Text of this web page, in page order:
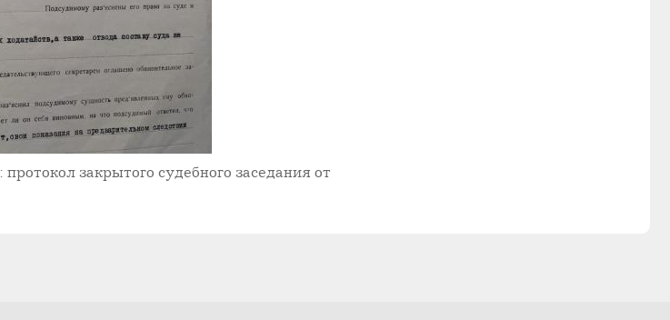
: протокол закрытого судебного заседания от